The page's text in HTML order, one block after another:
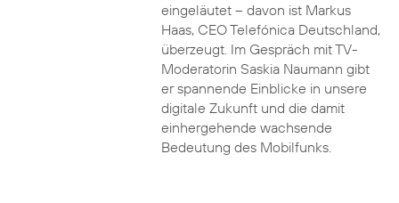
eingeläutet – davon ist Markus
Haas, CEO Telefónica Deutschland,
überzeugt. Im Gespräch mit TV-
Moderatorin Saskia Naumann gibt
er spannende Einblicke in unsere
digitale Zukunft und die damit
einhergehende wachsende
Bedeutung des Mobilfunks.